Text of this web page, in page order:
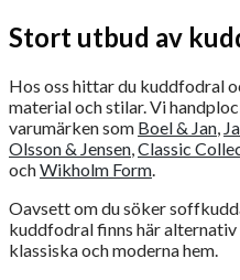
Stort utbud av
Hos oss hittar du kuddfodral
material och stilar. Vi
varumärken som Boel & Jan
Olsson & Jensen Classic
ochWikholm Form
Oavsett om du söker
kuddfodral finns här alternativ
klassiska och moderna hem.